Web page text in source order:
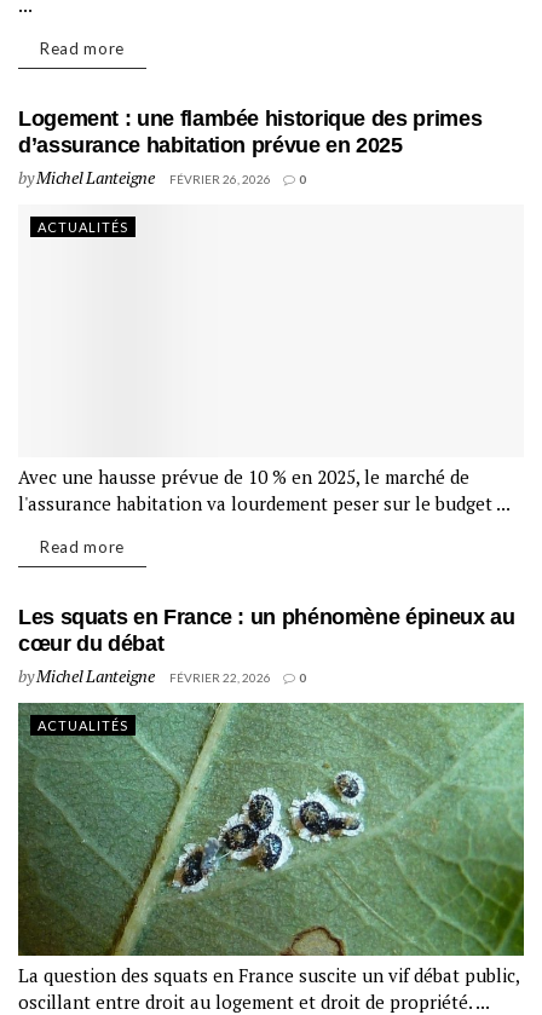
...
Read more
Logement : une flambée historique des primes
d’assurance habitation prévue en 2025
byMichel Lanteigne FÉVRIER 26, 2026 0
ACTUALITÉS
Avec une hausse prévue de 10 % en 2025, le marché de
l'assurance habitation va lourdement peser sur le budget ...
Read more
Les squats en France : un phénomène épineux au
cœur du débat
byMichel Lanteigne FÉVRIER 22, 2026 0
ACTUALITÉS
La question des squats en France suscite un vif débat public,
oscillant entre droit au logement et droit de propriété. ...